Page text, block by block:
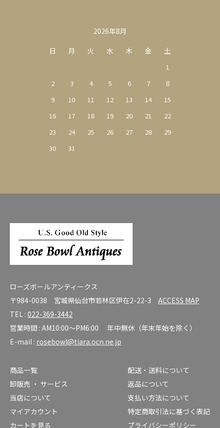
2026年8月
日
月 火 水 木 金 土
1
2
3 4 5 6 7
8
9
10 11 12 13 14
15
16
17 18 19 20 21
22
23
24 25 26 27 28
29
30
31
ローズボールアンティークス
〒984-0038 宮城県仙台市若林区伊在2-22-3 ACCESS MAP
TEL : 022-369-3442
営業時間 : AM10:00～PM6:00 年中無休（年末年始を除く）
E-mail : rosebowl@tiara.ocn.ne.jp
商品一覧
卸販売 ・ サービス
当店について
マイアカウント
カートを見る
配送・送料について
返品について
支払い方法について
特定商取引法に基づく表記
プライバシーポリシー